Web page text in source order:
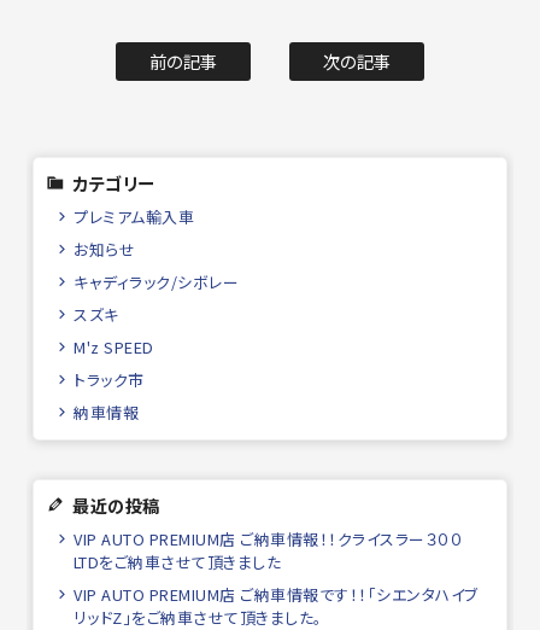
前の記事 次の記事
カテゴリー
プレミアム輸入車
お知らせ
キャディラック/シボレー
スズキ
M'z SPEED
トラック市
納車情報
最近の投稿
VIP AUTO PREMIUM店 ご納車情報！！クライスラー３００
LTDをご納車させて頂きました
VIP AUTO PREMIUM店 ご納車情報です！！「シエンタハイブ
リッドZ」をご納車させて頂きました。